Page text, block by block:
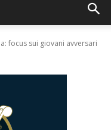
focus sui giovani avversari